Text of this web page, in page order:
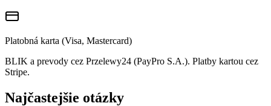
Platobná karta (Visa, Mastercard)
BLIK a prevody cez Przelewy24 (PayPro S.A.). Platby kartou cez
Stripe.
Najčastejšie otázky